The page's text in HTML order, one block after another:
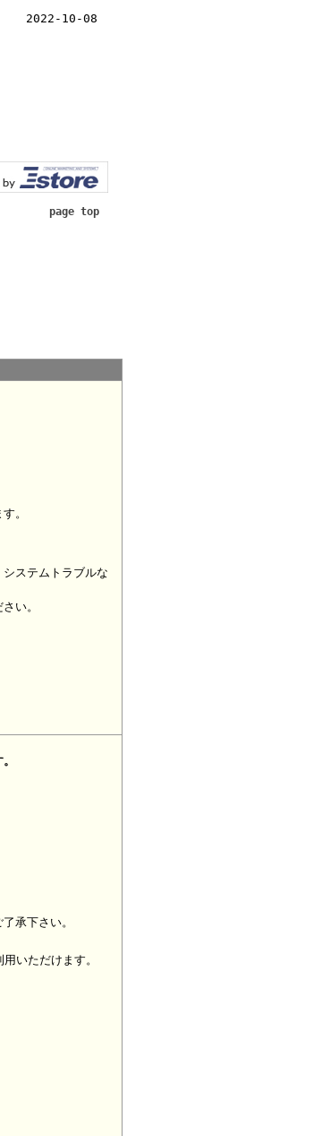
2022-10-08
page top
。
ステムトラブルな
い。
承下さい。
いただけます。